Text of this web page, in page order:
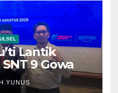
Lantik
9 Gowa